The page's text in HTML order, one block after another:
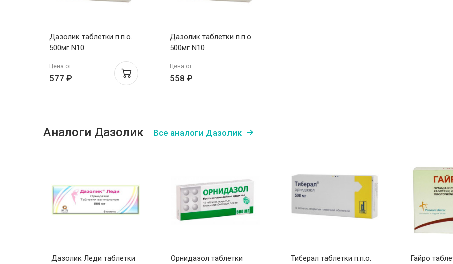
Дазолик таблетки п.п.о.
500мг N10
Цена от
577 ₽
Дазолик таблетки п.п.о.
500мг N10
Цена от
558 ₽
Аналоги Дазолик Все аналоги Дазолик
Дазолик Леди таблетки
Орнидазол таблетки
Тиберал таблетки п.п.о.
Гайро